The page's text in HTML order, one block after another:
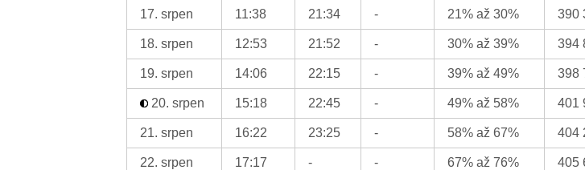
17. srpen 11:38 21:34 - 21% až 30% 390
18. srpen 12:53 21:52 - 30% až 39% 394
19. srpen 14:06 22:15 - 39% až 49% 398
20. srpen 15:18 22:45 - 49% až 58% 401
21. srpen 16:22 23:25 - 58% až 67% 404
22. srpen 17:17 - - 67% až 76% 405